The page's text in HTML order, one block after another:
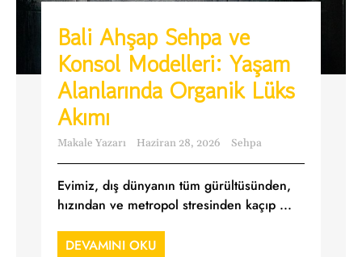
Bali Ahşap Sehpa ve
Konsol Modelleri: Yaşam
Alanlarında Organik Lüks
Akımı
Makale Yazarı Haziran 28, 2026 Sehpa
Evimiz, dış dünyanın tüm gürültüsünden,
hızından ve metropol stresinden kaçıp ...
DEVAMINI OKU